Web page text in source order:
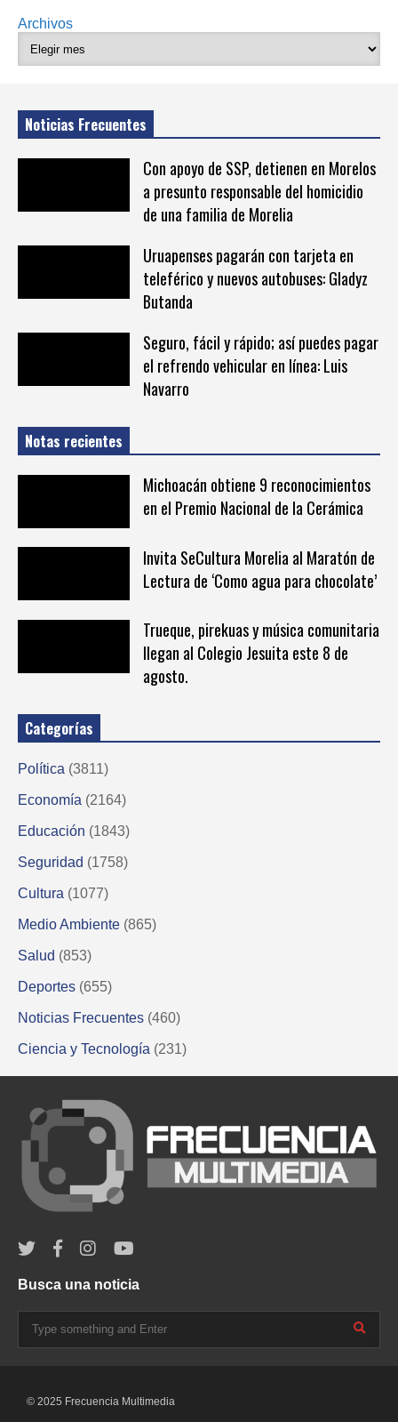
Archivos
Noticias Frecuentes
Con apoyo de SSP, detienen en Morelos
a presunto responsable del homicidio
de una familia de Morelia
Uruapenses pagarán con tarjeta en
teleférico y nuevos autobuses: Gladyz
Butanda
Seguro, fácil y rápido; así puedes pagar
el refrendo vehicular en línea: Luis
Navarro
Notas recientes
Michoacán obtiene 9 reconocimientos
en el Premio Nacional de la Cerámica
Invita SeCultura Morelia al Maratón de
Lectura de ‘Como agua para chocolate’
Trueque, pirekuas y música comunitaria
llegan al Colegio Jesuita este 8 de
agosto.
Categorías
Política (3811)
Economía (2164)
Educación (1843)
Seguridad (1758)
Cultura (1077)
Medio Ambiente (865)
Salud (853)
Deportes (655)
Noticias Frecuentes (460)
Ciencia y Tecnología (231)
Busca una noticia
© 2025 Frecuencia Multimedia